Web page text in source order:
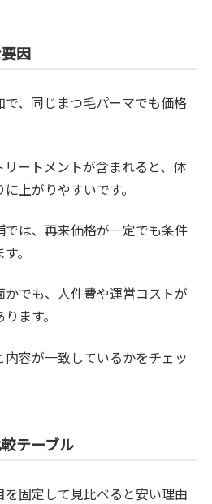
因
、同じまつ毛パーマでも価格
ートメントが含まれると、体
上がりやすいです。
は、再来価格が一定でも条件
。
でも、人件費や運営コストが
ます。
容が一致しているかをチェッ
テーブル
固定して見比べると安い理由